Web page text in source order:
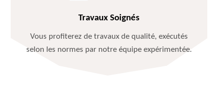
Travaux Soignés
Vous profiterez de travaux de qualité, exécutés
selon les normes par notre équipe expérimentée.